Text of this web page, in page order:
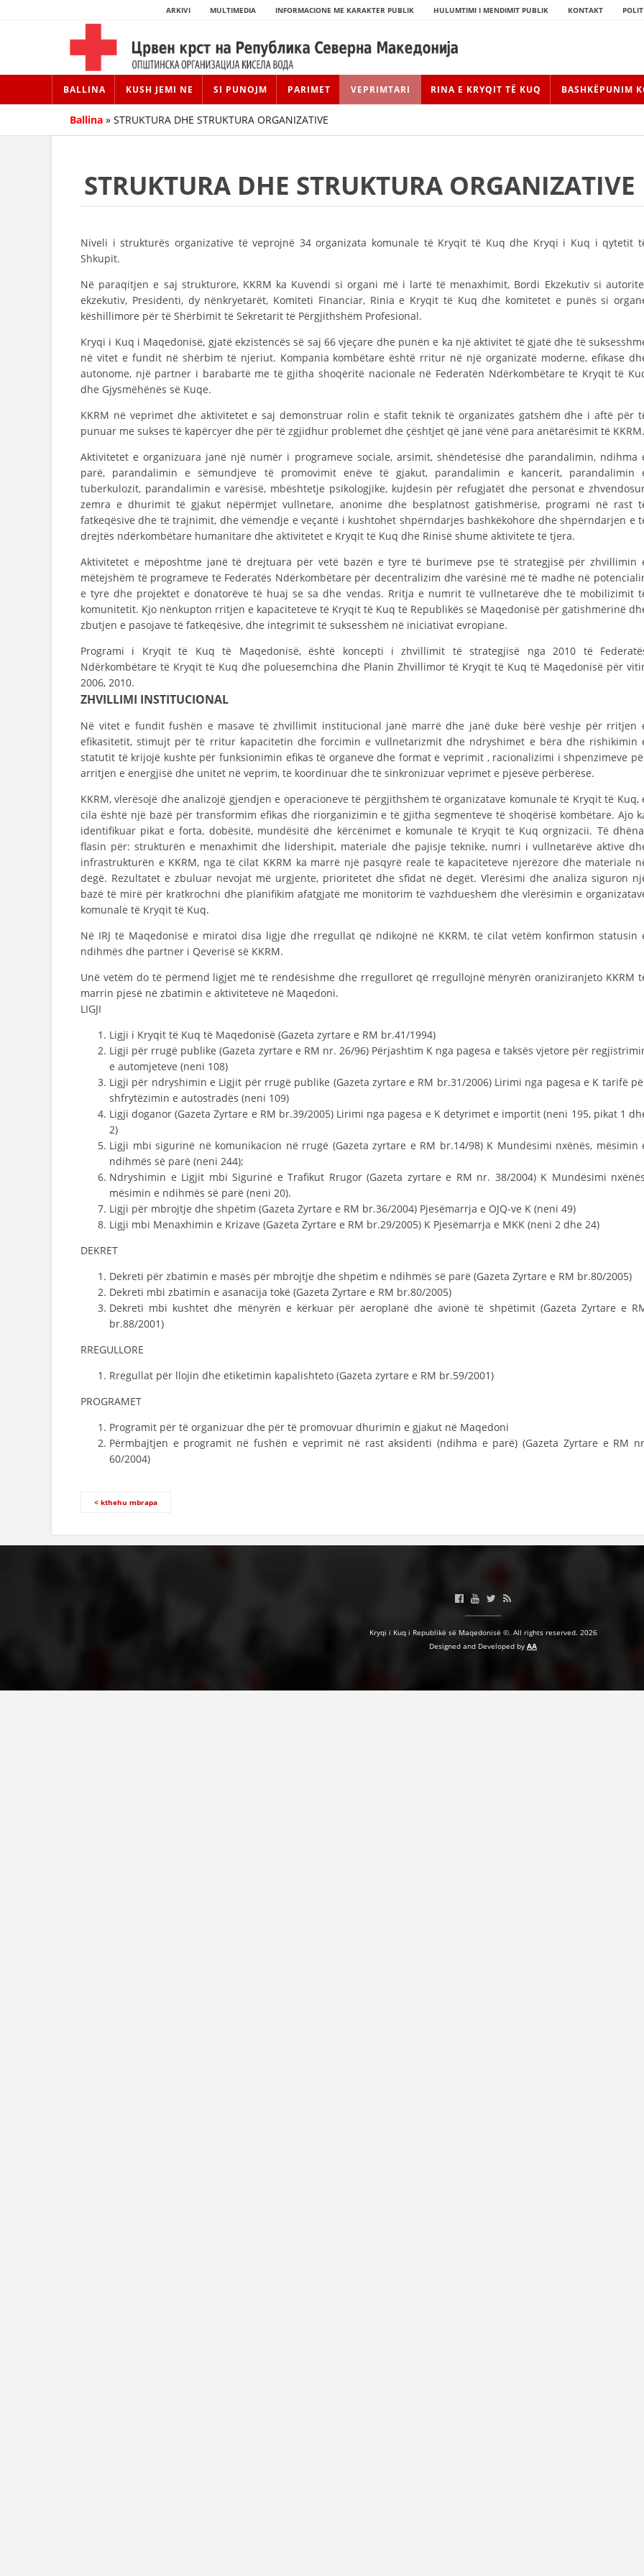
ARKIVI MULTIMEDIA INFORMACIONE ME KARAKTER PUBLIK HULUMTIMI I MENDIMIT PUBLIK KONTAKT
BALLINA KUSH JEMI NE SI PUNOJM PARIMET VEPRIMTARI RINA E KRYQIT TË KUQ BASHKËPUNIM
HISTORIA E KRYQIT TË KUQ
KONTAKT INFORMACIONE
LIGJI I KRYQIT TË KUQ
STATUTI I KRYQIT TË KUQ
ORGANIZIMI DHE ZHVILLIMI
BORDI DREJTUES
KUVENDI
DISEMINIMI
PËRDORIMIN DHE MBROJTJEN E STEMËS
SOCIALO-HUMANITARE
SI TË JEPNI DONACIONE
PËRGATITSHMËRI DHE VEPRIM GJATË KATASTROFAVE
EKIPE PËRGJIGJE DISASTER
STACIONIN E UJIT SHPËTIMIT – VODNO
PROJEKTE
HULUMTIMI I OPINIONIT PUBLIK
NDIHMA E PARË
DHURIMI I GJAKUT
MENAXHIM ME VULLNETARË
DORACAKË
MATERIAL EDUKATIVO INFORMATIV
Ballina » STRUKTURA DHE STRUKTURA ORGANIZATIVE
STRUKTURA DHE STRUKTURA ORGANIZATIVE
Niveli i strukturës organizative të veprojnë 34 organizata komunale të Kryqit të Kuq dhe Kryqi i Kuq i qytetit
Shkupit.
Në paraqitjen e saj strukturore, KKRM ka Kuvendi si organi më i lartë të menaxhimit, Bordi Ekzekutiv si
ekzekutiv, Presidenti, dy nënkryetarët, Komiteti Financiar, Rinia e Kryqit të Kuq dhe komitetet e punës si
këshillimore për të Shërbimit të Sekretarit të Përgjithshëm Profesional.
Kryqi i Kuq i Maqedonisë, gjatë ekzistencës së saj 66 vjeçare dhe punën e ka një aktivitet të gjatë dhe të
në vitet e fundit në shërbim të njeriut. Kompania kombëtare është rritur në një organizatë moderne, efikase
autonome, një partner i barabartë me të gjitha shoqëritë nacionale në Federatën Ndërkombëtare të Kryqit të
dhe Gjysmëhënës së Kuqe.
KKRM në veprimet dhe aktivitetet e saj demonstruar rolin e stafit teknik të organizatës gatshëm dhe i aftë për
punuar me sukses të kapërcyer dhe për të zgjidhur problemet dhe çështjet që janë vënë para anëtarësimit të KKRM.
Aktivitetet e organizuara janë një numër i programeve sociale, arsimit, shëndetësisë dhe parandalimin, ndihma
parë, parandalimin e sëmundjeve të promovimit enëve të gjakut, parandalimin e kancerit, parandalimin
tuberkulozit, parandalimin e varësisë, mbështetje psikologjike, kujdesin për refugjatët dhe personat e
zemra e dhurimit të gjakut nëpërmjet vullnetare, anonime dhe besplatnost gatishmërisë, programi në rast
fatkeqësive dhe të trajnimit, dhe vëmendje e veçantë i kushtohet shpërndarjes bashkëkohore dhe shpërndarjen e
drejtës ndërkombëtare humanitare dhe aktivitetet e Kryqit të Kuq dhe Rinisë shumë aktivitete të tjera.
Aktivitetet e mëposhtme janë të drejtuara për vetë bazën e tyre të burimeve pse të strategjisë për zhvillimin
mëtejshëm të programeve të Federatës Ndërkombëtare për decentralizim dhe varësinë më të madhe në
e tyre dhe projektet e donatorëve të huaj se sa dhe vendas. Rritja e numrit të vullnetarëve dhe të mobilizimit
komunitetit. Kjo nënkupton rritjen e kapaciteteve të Kryqit të Kuq të Republikës së Maqedonisë për gatishmërinë
zbutjen e pasojave të fatkeqësive, dhe integrimit të suksesshëm në iniciativat evropiane.
Programi i Kryqit të Kuq të Maqedonisë, është koncepti i zhvillimit të strategjisë nga 2010 të
Ndërkombëtare të Kryqit të Kuq dhe poluesemchina dhe Planin Zhvillimor të Kryqit të Kuq të Maqedonisë për
2006, 2010.
ZHVILLIMI INSTITUCIONAL
Në vitet e fundit fushën e masave të zhvillimit institucional janë marrë dhe janë duke bërë veshje për rritjen
efikasitetit, stimujt për të rritur kapacitetin dhe forcimin e vullnetarizmit dhe ndryshimet e bëra dhe rishikimin
statutit të krijojë kushte për funksionimin efikas të organeve dhe format e veprimit , racionalizimi i shpenzimeve
arritjen e energjisë dhe unitet në veprim, të koordinuar dhe të sinkronizuar veprimet e pjesëve përbërëse.
KKRM, vlerësojë dhe analizojë gjendjen e operacioneve të përgjithshëm të organizatave komunale të Kryqit të Kuq,
cila është një bazë për transformim efikas dhe riorganizimin e të gjitha segmenteve të shoqërisë kombëtare. Ajo
identifikuar pikat e forta, dobësitë, mundësitë dhe kërcënimet e komunale të Kryqit të Kuq orgnizacii. Të
flasin për: strukturën e menaxhimit dhe lidershipit, materiale dhe pajisje teknike, numri i vullnetarëve aktive
infrastrukturën e KKRM, nga të cilat KKRM ka marrë një pasqyrë reale të kapaciteteve njerëzore dhe materiale
degë. Rezultatet e zbuluar nevojat më urgjente, prioritetet dhe sfidat në degët. Vlerësimi dhe analiza siguron
bazë të mirë për kratkrochni dhe planifikim afatgjatë me monitorim të vazhdueshëm dhe vlerësimin e
komunale të Kryqit të Kuq.
Në IRJ të Maqedonisë e miratoi disa ligje dhe rregullat që ndikojnë në KKRM, të cilat vetëm konfirmon statusin
ndihmës dhe partner i Qeverisë së KKRM.
Unë vetëm do të përmend ligjet më të rëndësishme dhe rregulloret që rregullojnë mënyrën oraniziranjeto KKRM
marrin pjesë në zbatimin e aktiviteteve në Maqedoni.
LIGJI
Ligji i Kryqit të Kuq të Maqedonisë (Gazeta zyrtare e RM br.41/1994)
Ligji për rrugë publike (Gazeta zyrtare e RM nr. 26/96) Përjashtim K nga pagesa e taksës vjetore për
e automjeteve (neni 108)
Ligji për ndryshimin e Ligjit për rrugë publike (Gazeta zyrtare e RM br.31/2006) Lirimi nga pagesa e K tarifë
shfrytëzimin e autostradës (neni 109)
Ligji doganor (Gazeta Zyrtare e RM br.39/2005) Lirimi nga pagesa e K detyrimet e importit (neni 195, pikat 1
2)
Ligji mbi sigurinë në komunikacion në rrugë (Gazeta zyrtare e RM br.14/98) K Mundësimi nxënës, mësimin
ndihmës së parë (neni 244);
Ndryshimin e Ligjit mbi Sigurinë e Trafikut Rrugor (Gazeta zyrtare e RM nr. 38/2004) K Mundësimi
mësimin e ndihmës së parë (neni 20).
Ligji për mbrojtje dhe shpëtim (Gazeta Zyrtare e RM br.36/2004) Pjesëmarrja e OJQ-ve K (neni 49)
Ligji mbi Menaxhimin e Krizave (Gazeta Zyrtare e RM br.29/2005) K Pjesëmarrja e MKK (neni 2 dhe 24)
DEKRET
Dekreti për zbatimin e masës për mbrojtje dhe shpëtim e ndihmës së parë (Gazeta Zyrtare e RM br.80/2005)
Dekreti mbi zbatimin e asanacija tokë (Gazeta Zyrtare e RM br.80/2005)
Dekreti mbi kushtet dhe mënyrën e kërkuar për aeroplanë dhe avionë të shpëtimit (Gazeta Zyrtare e
br.88/2001)
RREGULLORE
Rregullat për llojin dhe etiketimin kapalishteto (Gazeta zyrtare e RM br.59/2001)
PROGRAMET
Programit për të organizuar dhe për të promovuar dhurimin e gjakut në Maqedoni
Përmbajtjen e programit në fushën e veprimit në rast aksidenti (ndihma e parë) (Gazeta Zyrtare e RM
60/2004)
< kthehu mbrapa
Kryqi i Kuq i Republikë së Maqedonisë ©. All rights reserved. 2026
Designed and Developed by AA